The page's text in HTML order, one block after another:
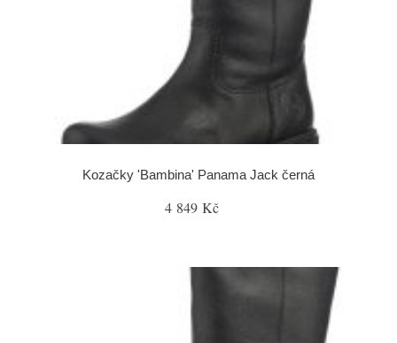
Kozačky 'Bambina' Panama Jack černá
4 849 Kč